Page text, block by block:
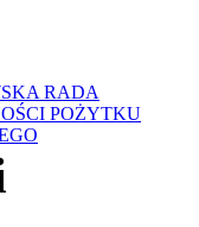
RADA
POŻYTKU